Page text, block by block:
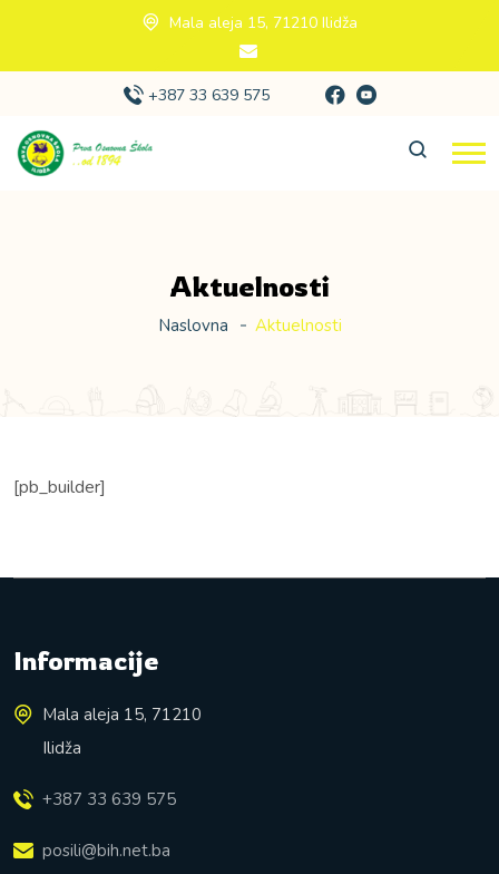
Mala aleja 15, 71210 Ilidža
+387 33 639 575
Aktuelnosti
Naslovna Aktuelnosti
[pb_builder]
Informacije
Mala aleja 15, 71210
Ilidža
+387 33 639 575
posili@bih.net.ba